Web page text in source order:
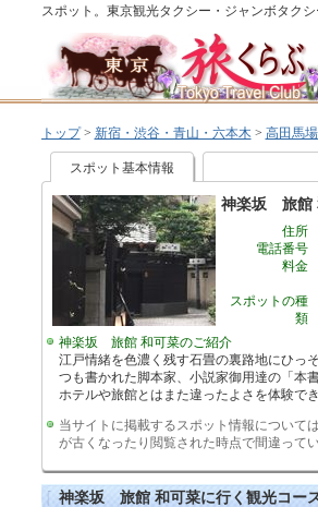
スポット。東京観光タクシー・ジャンボタク
トップ> 新宿・渋谷・青山・六本木> 高田馬
スポット基本情報
神楽坂 旅館
住所
電話番号
料金
スポットの種
類
神楽坂 旅館 和可菜のご紹介
江戸情緒を色濃く残す石畳の裏路地にひっ
つも書かれた脚本家、小説家御用達の「本
ホテルや旅館とはまた違ったよさを体験でき
当サイトに掲載するスポット情報について
が古くなったり閲覧された時点で間違って
神楽坂 旅館 和可菜に行く観光コー